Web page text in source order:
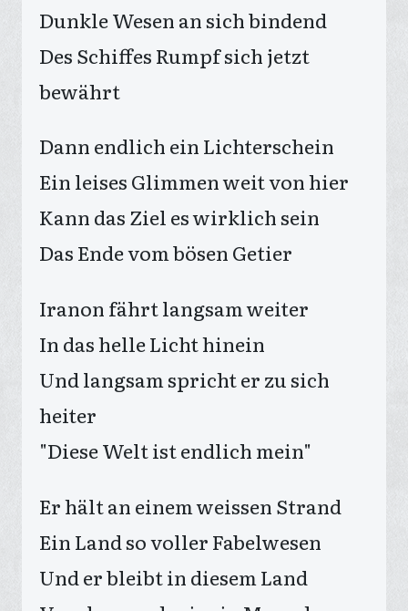
Dunkle Wesen an sich bindend
Des Schiffes Rumpf sich jetzt
bewährt
Dann endlich ein Lichterschein
Ein leises Glimmen weit von hier
Kann das Ziel es wirklich sein
Das Ende vom bösen Getier
Iranon fährt langsam weiter
In das helle Licht hinein
Und langsam spricht er zu sich
heiter
"Diese Welt ist endlich mein"
Er hält an einem weissen Strand
Ein Land so voller Fabelwesen
Und er bleibt in diesem Land